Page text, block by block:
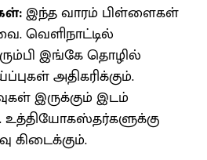
இந்த வாரம் பிள்ளைகள்
வெளிநாட்டில்
இங்கே தொழில்
அதிகரிக்கும்.
இருக்கும் இடம்
உத்தியோகஸ்தர்களுக்கு
கிடைக்கும்.